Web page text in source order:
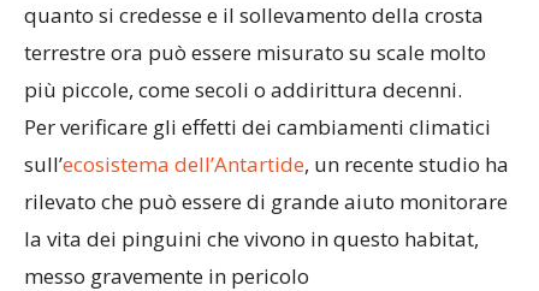
quanto si credesse e il sollevamento della crosta
terrestre ora può essere misurato su scale molto
più piccole, come secoli o addirittura decenni.
Per verificare gli effetti dei cambiamenti climatici
sull’ecosistema dell’Antartide, un recente studio ha
rilevato che può essere di grande aiuto monitorare
la vita dei pinguini che vivono in questo habitat,
messo gravemente in pericolo